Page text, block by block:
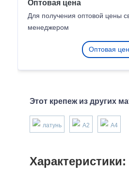
Оптовая цена
Для получения оптовой цены
менеджером
Оптовая
Этот крепеж из других
латунь А2 А4
Характеристики: